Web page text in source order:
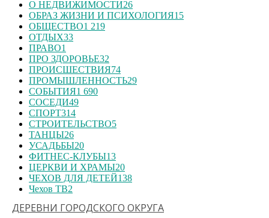
О НЕДВИЖИМОСТИ26
ОБРАЗ ЖИЗНИ И ПСИХОЛОГИЯ15
ОБЩЕСТВО1 219
ОТДЫХ33
ПРАВО1
ПРО ЗДОРОВЬЕ32
ПРОИСШЕСТВИЯ74
ПРОМЫШЛЕННОСТЬ29
СОБЫТИЯ1 690
СОСЕДИ49
СПОРТ314
СТРОИТЕЛЬСТВО5
ТАНЦЫ26
УСАДЬБЫ20
ФИТНЕС-КЛУБЫ13
ЦЕРКВИ И ХРАМЫ20
ЧЕХОВ ДЛЯ ДЕТЕЙ138
Чехов ТВ2
ДЕРЕВНИ ГОРОДСКОГО ОКРУГА